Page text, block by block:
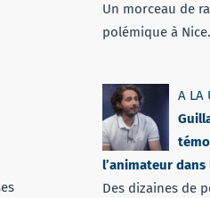
Un morceau de
polémique à
A LA
l’animateur
Des dizaines de